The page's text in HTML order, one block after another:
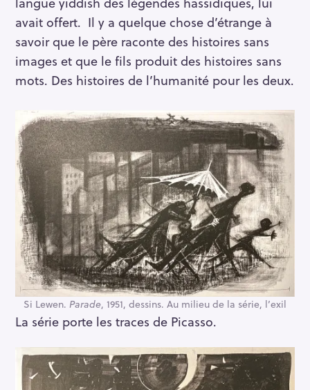
avait offert. Il y a quelque chose d’étrange à
savoir que le père raconte des histoires sans
images et que le fils produit des histoires sans
mots. Des histoires de l’humanité pour les deux.
Si Lewen. Parade, 1951, dessins. Au milieu de la série, l’exil
La série porte les traces de Picasso.
r
c
h
f
o
: